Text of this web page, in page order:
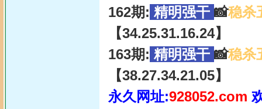
162期: 精明强干 📸稳杀
【34.25.31.16.24】
163期: 精明强干 📸稳杀
【38.27.34.21.05】
永久网址:928052.com